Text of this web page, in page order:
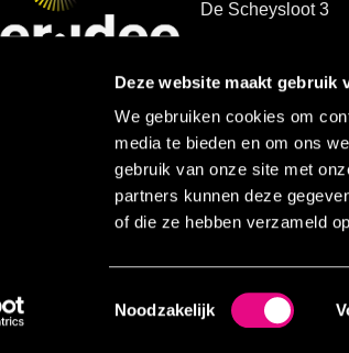
Deze website maakt gebruik
We gebruiken cookies om
media te bieden en om ons
gebruik van onze site met
partners kunnen deze
of die ze hebben verzameld
Toestemmingsselectie
Noodzakelijk
De Scheysloot 3
info@ever-idee.nl
088 9911444
Kvk: 83312536